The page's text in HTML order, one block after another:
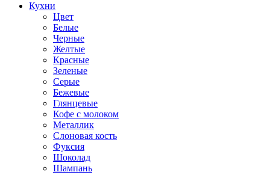
Кухни
Цвет
Белые
Черные
Желтые
Красные
Зеленые
Серые
Бежевые
Глянцевые
Кофе с молоком
Металлик
Слоновая кость
Фуксия
Шоколад
Шампань